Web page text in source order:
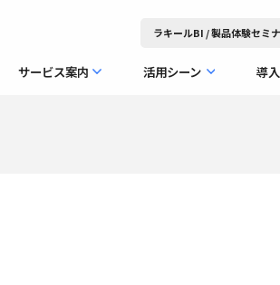
ラキールBI / 製品体験セミ
サービス案内 活用シーン 導